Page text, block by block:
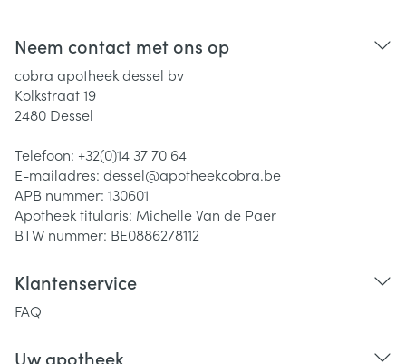
Neem contact met ons op
cobra apotheek dessel bv
Kolkstraat 19
2480 Dessel
Telefoon: +32(0)14 37 70 64
E-mailadres: dessel@apotheekcobra.be
APB nummer: 130601
Apotheek titularis: Michelle Van de Paer
BTW nummer: BE0886278112
Klantenservice
FAQ
Uw apotheek